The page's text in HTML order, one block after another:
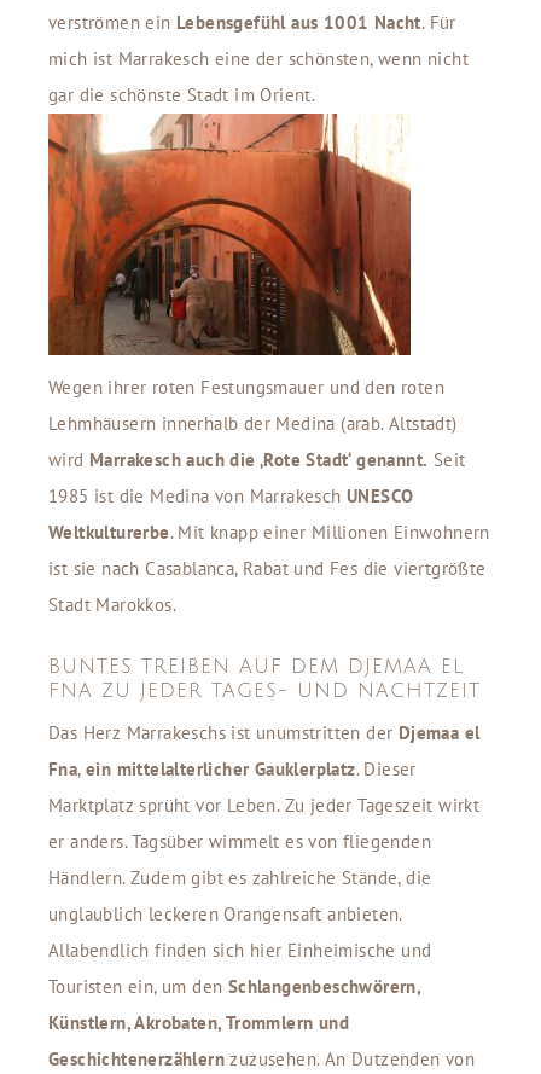
verströmen ein Lebensgefühl aus 1001 Nacht. Für
mich ist Marrakesch eine der schönsten, wenn nicht
gar die schönste Stadt im Orient.
Wegen ihrer roten Festungsmauer und den roten
Lehmhäusern innerhalb der Medina (arab. Altstadt)
wird Marrakesch auch die ‚Rote Stadt‘ genannt. Seit
1985 ist die Medina von Marrakesch UNESCO
Weltkulturerbe. Mit knapp einer Millionen Einwohnern
ist sie nach Casablanca, Rabat und Fes die viertgrößte
Stadt Marokkos.
BUNTES TREIBEN AUF DEM DJEMAA EL
FNA ZU JEDER TAGES- UND NACHTZEIT
Das Herz Marrakeschs ist unumstritten der Djemaa el
Fna,ein mittelalterlicher Gauklerplatz. Dieser
Marktplatz sprüht vor Leben. Zu jeder Tageszeit wirkt
er anders. Tagsüber wimmelt es von fliegenden
Händlern. Zudem gibt es zahlreiche Stände, die
unglaublich leckeren Orangensaft anbieten.
Allabendlich finden sich hier Einheimische und
Touristen ein, um den Schlangenbeschwörern,
Künstlern, Akrobaten, Trommlern und
Geschichtenerzählern zuzusehen. An Dutzenden von